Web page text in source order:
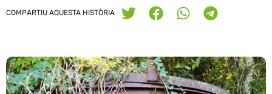
COMPARTIU AQUESTA HISTÒRIA